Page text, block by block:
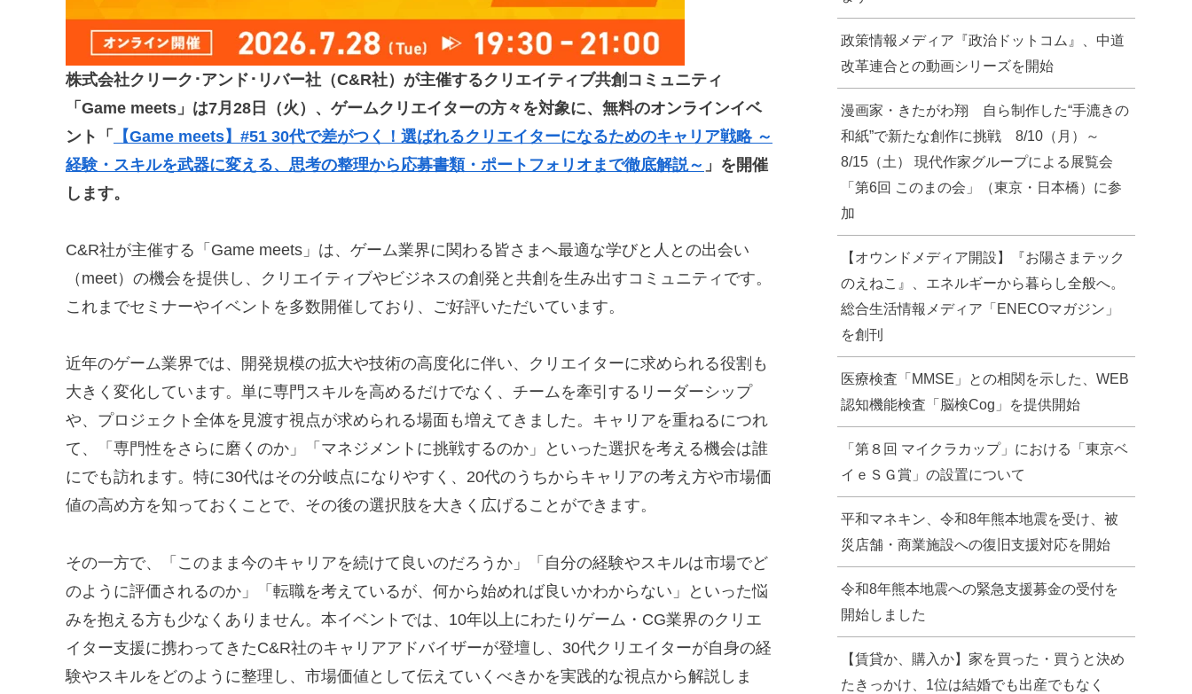
株式会社クリーク･アンド･リバー社（C&R社）が主催するクリエイティブ共創コミュニティ
「Game meets」は7月28日（火）、ゲームクリエイターの方々を対象に、無料のオンラインイベ
ント「
【Game meets】#51 30代で差がつく！選ばれるクリエイターになるためのキャリア戦略 ～
経験・スキルを武器に変える、思考の整理から応募書類・ポートフォリオまで徹底解説～ 」を開催
します。
C&R社が主催する「Game meets」は、ゲーム業界に関わる皆さまへ最適な学びと人との出会い
（meet）の機会を提供し、クリエイティブやビジネスの創発と共創を生み出すコミュニティです。
これまでセミナーやイベントを多数開催しており、ご好評いただいています。
近年のゲーム業界では、開発規模の拡大や技術の高度化に伴い、クリエイターに求められる役割も
大きく変化しています。単に専門スキルを高めるだけでなく、チームを牽引するリーダーシップ
や、プロジェクト全体を見渡す視点が求められる場面も増えてきました。キャリアを重ねるにつれ
て、「専門性をさらに磨くのか」「マネジメントに挑戦するのか」といった選択を考える機会は誰
にでも訪れます。特に30代はその分岐点になりやすく、20代のうちからキャリアの考え方や市場価
値の高め方を知っておくことで、その後の選択肢を大きく広げることができます。
その一方で、「このまま今のキャリアを続けて良いのだろうか」「自分の経験やスキルは市場でど
のように評価されるのか」「転職を考えているが、何から始めれば良いかわからない」といった悩
みを抱える方も少なくありません。本イベントでは、10年以上にわたりゲーム・CG業界のクリエ
イター支援に携わってきたC&R社のキャリアアドバイザーが登壇し、30代クリエイターが自身の経
験やスキルをどのように整理し、市場価値として伝えていくべきかを実践的な視点から解説しま
政策情報メディア『政治ドットコム』、中道
改革連合との動画シリーズを開始
漫画家・きたがわ翔 自ら制作した“手漉きの
和紙”で新たな創作に挑戦 8/10（月）～
8/15（土） 現代作家グループによる展覧会
「第6回 このまの会」（東京・日本橋）に参
加
【オウンドメディア開設】『お陽さまテック
のえねこ』、エネルギーから暮らし全般へ。
総合生活情報メディア「ENECOマガジン」
を創刊
医療検査「MMSE」との相関を示した、WEB
認知機能検査「脳検Cog」を提供開始
「第８回 マイクラカップ」における「東京ベ
イｅＳＧ賞」の設置について
平和マネキン、令和8年熊本地震を受け、被
災店舗・商業施設への復旧支援対応を開始
令和8年熊本地震への緊急支援募金の受付を
開始しました
【賃貸か、購入か】家を買った・買うと決め
たきっかけ、1位は結婚でも出産でもなく